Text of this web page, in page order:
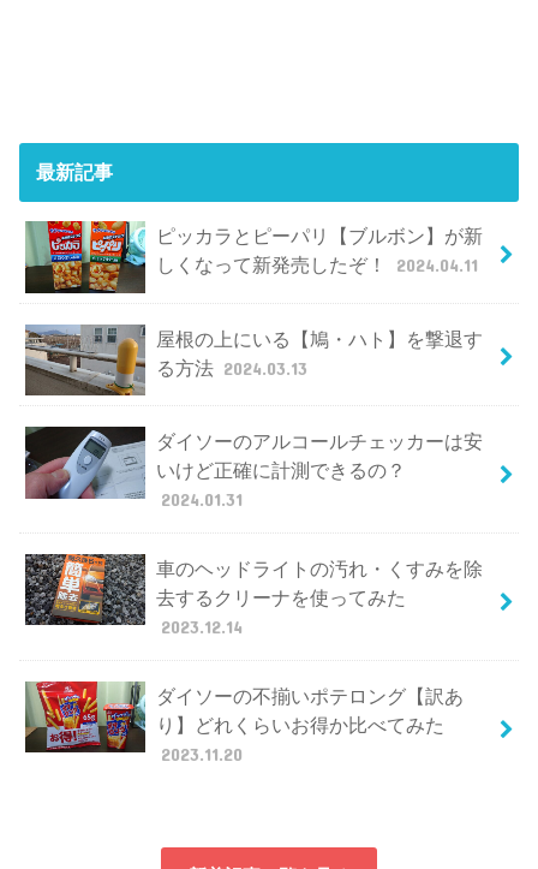
最新記事
ピッカラとピーパリ【ブルボン】が新
しくなって新発売したぞ！
2024.04.11
屋根の上にいる【鳩・ハト】を撃退す
る方法 2024.03.13
ダイソーのアルコールチェッカーは安
いけど正確に計測できるの？
2024.01.31
車のヘッドライトの汚れ・くすみを除
去するクリーナを使ってみた
2023.12.14
ダイソーの不揃いポテロング【訳あ
り】どれくらいお得か比べてみた
2023.11.20